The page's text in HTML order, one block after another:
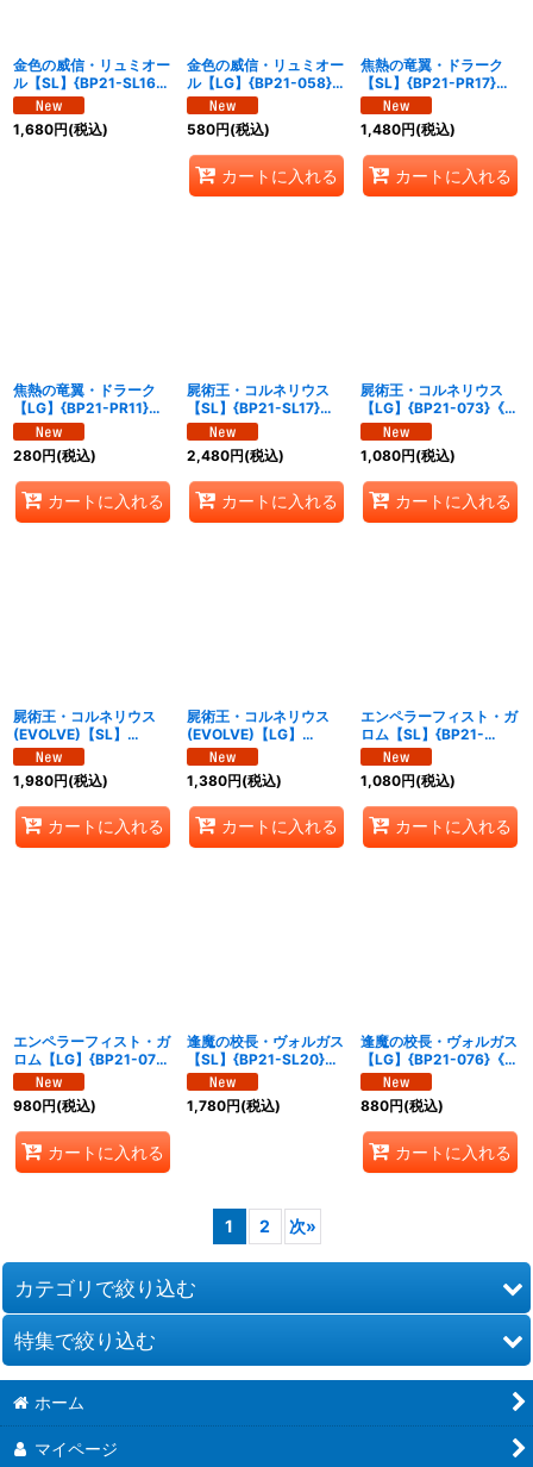
金色の威信・リュミオー
ル【SL】{BP21-SL16}
《ドラゴン》
1,680円(税込)
金色の威信・リュミオー
ル【LG】{BP21-058}
《ドラゴン》
580円(税込)
カートに入れる
焦熱の竜翼・ドラーク
【SL】{BP21-PR17}
《ドラゴン》
1,480円(税込)
カートに入れる
焦熱の竜翼・ドラーク
【LG】{BP21-PR11}
《ドラゴン》
280円(税込)
カートに入れる
屍術王・コルネリウス
【SL】{BP21-SL17}
《ナイトメア》
2,480円(税込)
カートに入れる
屍術王・コルネリウス
【LG】{BP21-073}《ナ
イトメア》
1,080円(税込)
カートに入れる
屍術王・コルネリウス
(EVOLVE)【SL】
{BP21-SL18}《ナイトメ
ア》
1,980円(税込)
カートに入れる
屍術王・コルネリウス
(EVOLVE)【LG】
{BP21-074}《ナイトメ
ア》
1,380円(税込)
カートに入れる
エンペラーフィスト・ガ
ロム【SL】{BP21-
SL19}《ナイトメア》
1,080円(税込)
カートに入れる
エンペラーフィスト・ガ
ロム【LG】{BP21-075}
《ナイトメア》
980円(税込)
カートに入れる
逢魔の校長・ヴォルガス
【SL】{BP21-SL20}
《ナイトメア》
1,780円(税込)
逢魔の校長・ヴォルガス
【LG】{BP21-076}《ナ
イトメア》
880円(税込)
カートに入れる
1 2 次»
カテゴリで絞り込む
セット販売
オリパ
未開封BOX
特集で絞り込む
ブースターパック第21弾「Academy Royale/アカデミー・ロワ
イヤル」
ホーム
マイページ